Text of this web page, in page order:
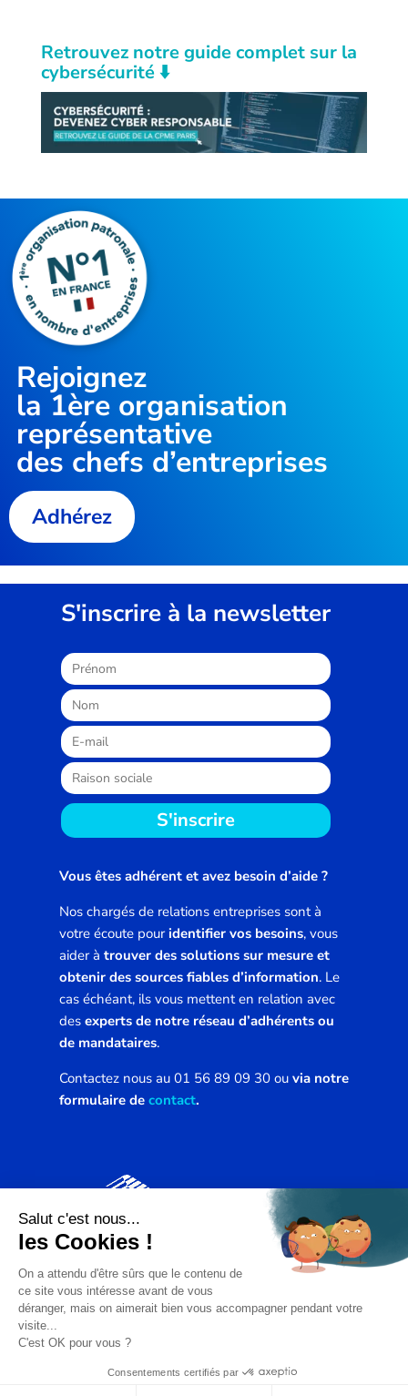
Retrouvez notre guide complet sur la
cybersécurité ⬇️
Rejoignez
la 1ère organisation
représentative
des chefs d’entreprises
Adhérez
S'inscrire à la newsletter
S'inscrire
Vous êtes adhérent et avez besoin d’aide ?
Nos chargés de relations entreprises sont à
votre écoute pouridentifier vos besoins, vous
aider à trouver des solutions sur mesure et
obtenir des sources fiables d’information. Le
cas échéant, ils vous mettent en relation avec
des experts de notre réseau d’adhérents ou
de mandataires.
Contactez nous au 01 56 89 09 30 ou via notre
formulaire de contact.